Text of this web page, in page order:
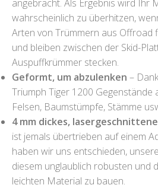
angebracht. Als Ergebnis wird Ihr
wahrscheinlich zu überhitzen,
Arten von Trümmern aus Offroad
und bleiben zwischen der Skid-
Auspuffkrümmer stecken.
Geformt, um abzulenken –
Triumph Tiger 1200 Gegenstände
Felsen, Baumstümpfe, Stämme
4 mm dickes,
ist jemals übertrieben auf einem
haben wir uns entschieden,
diesem unglaublich robusten und
leichten Material zu bauen.